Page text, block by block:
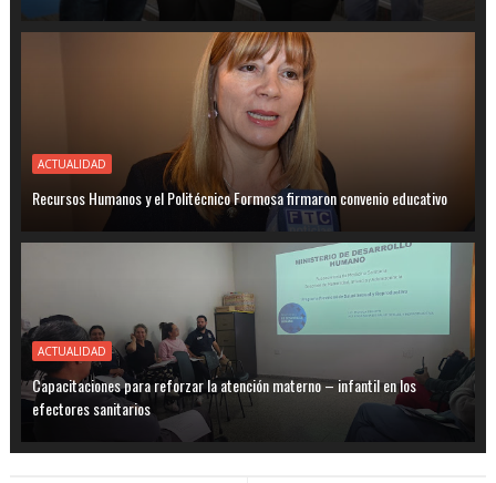
ACTUALIDAD
Recursos Humanos y el Politécnico Formosa firmaron convenio educativo
ACTUALIDAD
Capacitaciones para reforzar la atención materno – infantil en los
efectores sanitarios